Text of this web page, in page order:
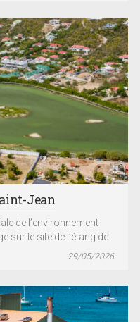
Jean
de l’environnement
sur le site de l’étang de
29/05/2026